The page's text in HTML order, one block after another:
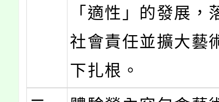
「適性」的發展，
社會責任並擴大藝
下扎根。